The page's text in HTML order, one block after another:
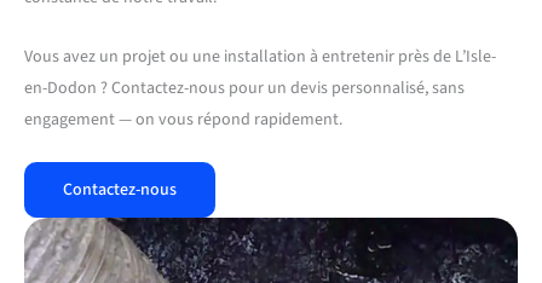
Vous avez un projet ou une installation à entretenir près de L’Isle-
en-Dodon ? Contactez-nous pour un devis personnalisé, sans
engagement — on vous répond rapidement.
Contactez-nous